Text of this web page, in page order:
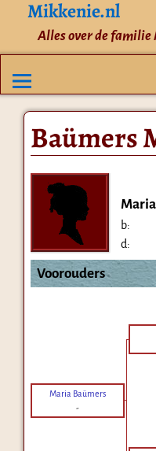
Mikkenie.nl
Alles over de
Baümers
b:
d:
Voorouders
Maria Baümers
-